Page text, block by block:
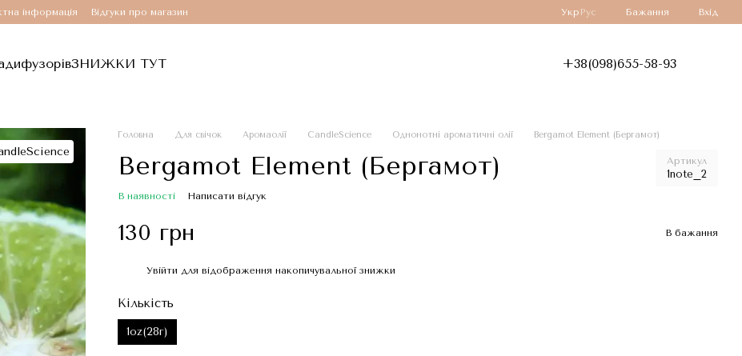
інформація Відгуки про магазин Укр Рус Бажання Вхід
ЗНИЖКИ ТУТ +38(098)655-58-93
Головна Для свічок Аромаолії CandleScience Однонотні ароматичні олії Bergamot Element (Бергамот)
Bergamot Element (Бергамот) Артикул
1note_2
В наявності Написати відгук
130 грн В бажання
Увійти для відображення накопичувальної знижки
Кількість
1oz(28г)